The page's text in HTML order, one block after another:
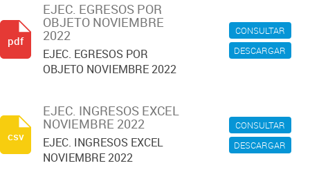
CONSULTAR
DESCARGAR
EJEC. EGRESOS POR
OBJETO NOVIEMBRE
2022
EJEC. EGRESOS POR
OBJETO NOVIEMBRE 2022
pdf
CONSULTAR
DESCARGAR
EJEC. INGRESOS EXCEL
NOVIEMBRE 2022
EJEC. INGRESOS EXCEL
NOVIEMBRE 2022
csv